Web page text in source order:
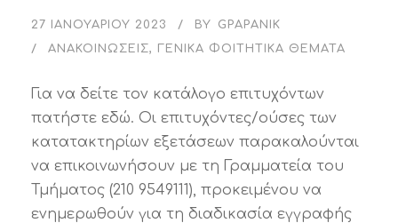
27 ΙΑΝΟΥΑΡΊΟΥ 2023 BY
GPAPANIK
ΑΝΑΚΟΙΝΏΣΕΙΣ, ΓΕΝΙΚΆ ΦΟΙΤΗΤΙΚΆ ΘΈΜΑΤΑ
Για να δείτε τον κατάλογο επιτυχόντων
πατήστε εδώ. Οι επιτυχόντες/ούσες των
κατατακτηρίων εξετάσεων παρακαλούνται
να επικοινωνήσουν με τη Γραμματεία του
Τμήματος (210 9549111), προκειμένου να
ενημερωθούν για τη διαδικασία εγγραφής